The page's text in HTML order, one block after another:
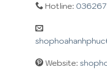
Hotline:
Website: